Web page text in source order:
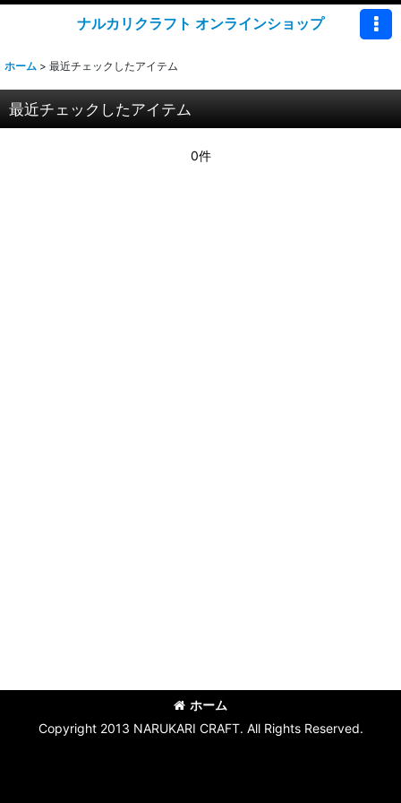
ナルカリクラフト オンラインショップ
ホーム > 最近チェックしたアイテム
最近チェックしたアイテム
0件
ホーム
Copyright 2013 NARUKARI CRAFT. All Rights Reserved.